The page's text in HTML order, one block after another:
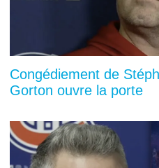
Congédiement de
Gorton ouvre la porte